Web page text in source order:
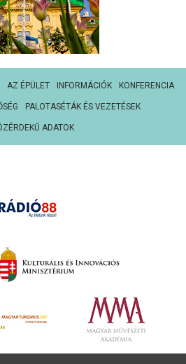
AZ ÉPÜLET INFORMÁCIÓK KONFERENCIA
PALOTASÉTÁK ÉS VEZETÉSEK
ADATOK